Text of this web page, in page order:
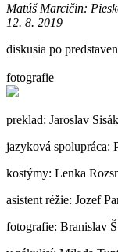
Matúš Marcičin:
12. 8. 2019
diskusia po
fotografie
preklad: Jaroslav Sisák
jazyková spolupráca:
kostýmy: Lenka
asistent réžie: Jozef
fotografie: Branislav